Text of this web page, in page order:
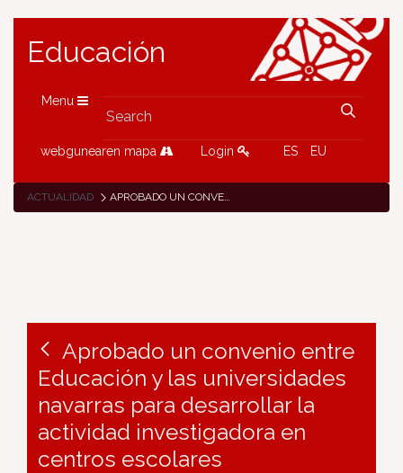
Educación
Menu
webgunearen mapa Login ES EU
ACTUALIDAD APROBADO UN CONVENIO ENTRE EDUCACIÓN Y LAS UNIVERSIDADES NAVARRAS PARA DESARROLLAR LA ACTIVIDAD INVESTIGADORA EN CENTROS ESCOLARES
Aprobado un convenio entre
Educación y las universidades
navarras para desarrollar la
actividad investigadora en
centros escolares